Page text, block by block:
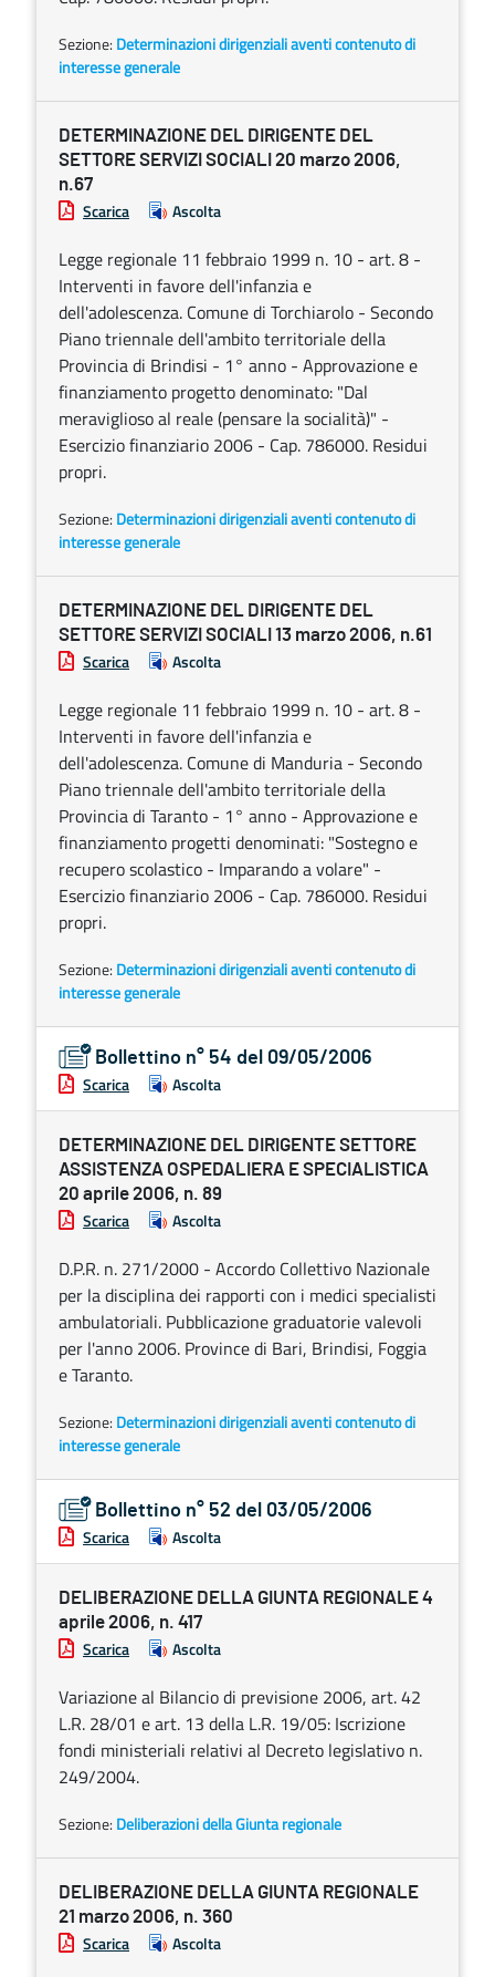
Sezione: Determinazioni dirigenziali aventi contenuto di
interesse generale
DETERMINAZIONE DEL DIRIGENTE DEL
SETTORE SERVIZI SOCIALI 20 marzo 2006,
n.67
Scarica Ascolta
Legge regionale 11 febbraio 1999 n. 10 - art. 8 -
Interventi in favore dell'infanzia e
dell'adolescenza. Comune di Torchiarolo - Secondo
Piano triennale dell'ambito territoriale della
Provincia di Brindisi - 1° anno - Approvazione e
finanziamento progetto denominato: "Dal
meraviglioso al reale (pensare la socialità)" -
Esercizio finanziario 2006 - Cap. 786000. Residui
propri.
Sezione: Determinazioni dirigenziali aventi contenuto di
interesse generale
DETERMINAZIONE DEL DIRIGENTE DEL
SETTORE SERVIZI SOCIALI 13 marzo 2006, n.61
Scarica Ascolta
Legge regionale 11 febbraio 1999 n. 10 - art. 8 -
Interventi in favore dell'infanzia e
dell'adolescenza. Comune di Manduria - Secondo
Piano triennale dell'ambito territoriale della
Provincia di Taranto - 1° anno - Approvazione e
finanziamento progetti denominati: "Sostegno e
recupero scolastico - Imparando a volare" -
Esercizio finanziario 2006 - Cap. 786000. Residui
propri.
Sezione: Determinazioni dirigenziali aventi contenuto di
interesse generale
Bollettino n° 54 del 09/05/2006
Scarica Ascolta
DETERMINAZIONE DEL DIRIGENTE SETTORE
ASSISTENZA OSPEDALIERA E SPECIALISTICA
20 aprile 2006, n. 89
Scarica Ascolta
D.P.R. n. 271/2000 - Accordo Collettivo Nazionale
per la disciplina dei rapporti con i medici specialisti
ambulatoriali. Pubblicazione graduatorie valevoli
per l'anno 2006. Province di Bari, Brindisi, Foggia
e Taranto.
Sezione: Determinazioni dirigenziali aventi contenuto di
interesse generale
Bollettino n° 52 del 03/05/2006
Scarica Ascolta
DELIBERAZIONE DELLA GIUNTA REGIONALE 4
aprile 2006, n. 417
Scarica Ascolta
Variazione al Bilancio di previsione 2006, art. 42
L.R. 28/01 e art. 13 della L.R. 19/05: Iscrizione
fondi ministeriali relativi al Decreto legislativo n.
249/2004.
Sezione: Deliberazioni della Giunta regionale
DELIBERAZIONE DELLA GIUNTA REGIONALE
21 marzo 2006, n. 360
Scarica Ascolta